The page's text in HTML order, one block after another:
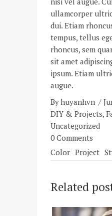
ullamcorper
dui. Etiam
tempus, tellus
rhoncus, sem
sit amet
ipsum. Etiam
augue.
Byhuyanhvn
DIY & Projects,
Uncategorized
0 Comments
Color Project
Related